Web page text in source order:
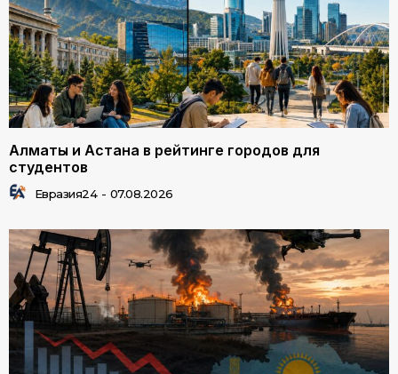
Алматы и Астана в рейтинге городов для
студентов
Евразия24 - 07.08.2026